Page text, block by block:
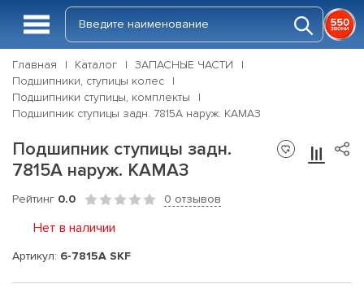
Главная Каталог
ЗАПАСНЫЕ ЧАСТИ
Подшипники, ступицы колес
Подшипники ступицы, комплекты
Подшипник ступицы задн. 7815А наруж. КАМАЗ
Подшипник ступицы задн.
7815А наруж. КАМАЗ
Рейтинг 0.0 0 отзывов
Нет в наличии
Артикул: 6-7815А SKF